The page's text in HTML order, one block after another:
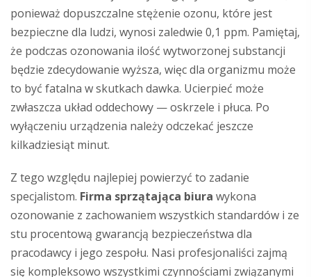
ponieważ dopuszczalne stężenie ozonu, które jest
bezpieczne dla ludzi, wynosi zaledwie 0,1 ppm. Pamiętaj,
że podczas ozonowania ilość wytworzonej substancji
będzie zdecydowanie wyższa, więc dla organizmu może
to być fatalna w skutkach dawka. Ucierpieć może
zwłaszcza układ oddechowy — oskrzele i płuca. Po
wyłączeniu urządzenia należy odczekać jeszcze
kilkadziesiąt minut.
Z tego względu najlepiej powierzyć to zadanie
specjalistom. Firma sprzątająca biura wykona
ozonowanie z zachowaniem wszystkich standardów i ze
stu procentową gwarancją bezpieczeństwa dla
pracodawcy i jego zespołu. Nasi profesjonaliści zajmą
się kompleksowo wszystkimi czynnościami związanymi